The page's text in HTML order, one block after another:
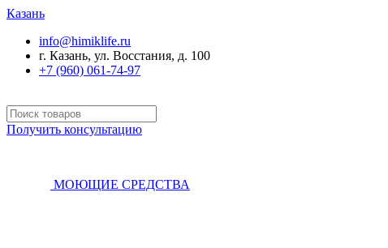
Казань
info@himiklife.ru
г. Казань, ул. Восстания, д. 100
+7 (960) 061-74-97
Получить консультацию
МОЮЩИЕ СРЕДСТВА